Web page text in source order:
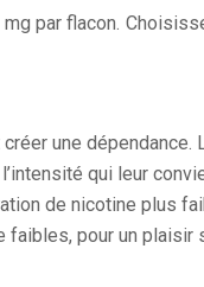
par flacon.
une
qui leur
de nicotine plus
pour un plaisir